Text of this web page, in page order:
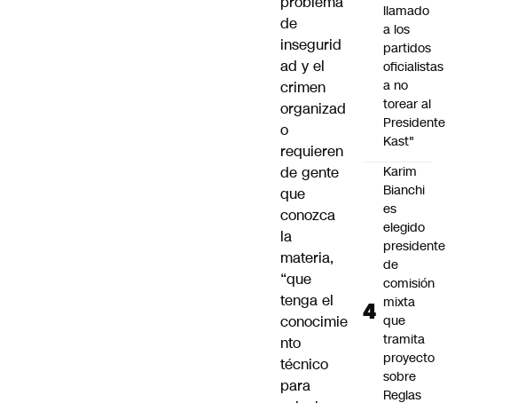
de
insegurid
ad y el
crimen
organizad
o
requieren
de gente
que
conozca
la
materia,
“que
tenga el
conocimie
nto
técnico
para
llamado
a los
partidos
oficialistas
a no
torear al
Presidente
Kast"
Karim
Bianchi
es
elegido
presidente
de
comisión
mixta
que
tramita
proyecto
sobre
Reglas